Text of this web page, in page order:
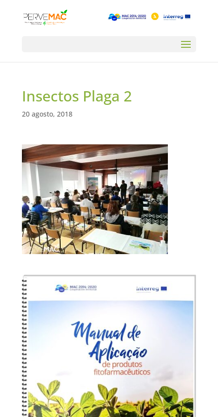
Insectos Plaga 2
20 agosto, 2018